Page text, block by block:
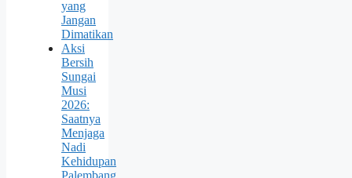
yang
Jangan
Dimatikan
Aksi
Bersih
Sungai
Musi
2026:
Saatnya
Menjaga
Nadi
Kehidupan
Palembang